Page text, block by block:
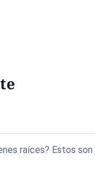
raíces? Estos son